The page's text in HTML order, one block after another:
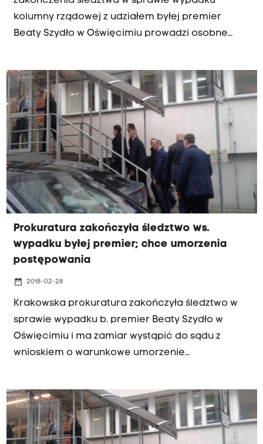
kolumny rządowej z udziałem byłej premier
Beaty Szydło w Oświęcimiu prowadzi osobne
poniedziałek PAP krakowska Prokuratura
Okręgowa.
Prokuratura zakończyła śledztwo ws.
wypadku byłej premier; chce umorzenia
postępowania
date_range 2018-02-28
Krakowska prokuratura zakończyła śledztwo w
sprawie wypadku b. premier Beaty Szydło w
Oświęcimiu i ma zamiar wystąpić do sądu z
wnioskiem o warunkowe umorzenie